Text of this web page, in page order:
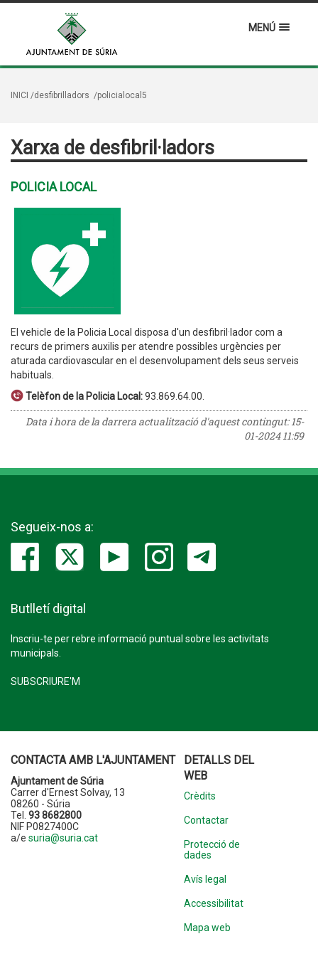
MENÚ
INICI /desfibrilladors /policialocal5
Xarxa de desfibril·ladors
POLICIA LOCAL
El vehicle de la Policia Local disposa d'un desfibril·lador com a
recurs de primers auxilis per atendre possibles urgències per
aturada cardiovascular en el desenvolupament dels seus serveis
habituals.
Telèfon de la Policia Local:93.869.64.00.
Data i hora de la darrera actualització d'aquest contingut:15-
01-2024 11:59
Segueix-nos a:
Butlletí digital
Inscriu-te per rebre informació puntual sobre les activitats
municipals.
SUBSCRIURE'M
CONTACTA AMB L'AJUNTAMENT
Ajuntament de Súria
Carrer d'Ernest Solvay, 13
08260 - Súria
Tel. 93 8682800
NIF P0827400C
a/e suria@suria.cat
DETALLS DEL
WEB
Crèdits
Contactar
Protecció de
dades
Avís legal
Accessibilitat
Mapa web